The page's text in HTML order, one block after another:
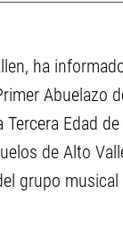
ha
Abuelazo
Edad
de Alto
grupo musical